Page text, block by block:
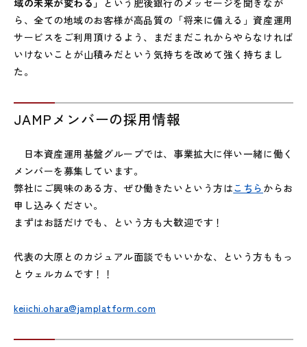
域の未来が変わる」
という肥後銀行のメッセージを聞きなが
ら、全ての地域のお客様が高品質の「将来に備える」資産運用
サービスをご利用頂けるよう、まだまだこれからやらなければ
いけないことが山積みだという気持ちを改めて強く持ちまし
た。
JAMPメンバーの採用情報
日本資産運用基盤グループでは、事業拡大に伴い一緒に働く
メンバーを募集しています。
弊社にご興味のある方、ぜひ働きたいという方はこちら からお
申し込みください。
まずはお話だけでも、という方も大歓迎です！
代表の大原とのカジュアル面談でもいいかな、という方ももっ
とウェルカムです！！
keiichi.ohara@jamplatform.com